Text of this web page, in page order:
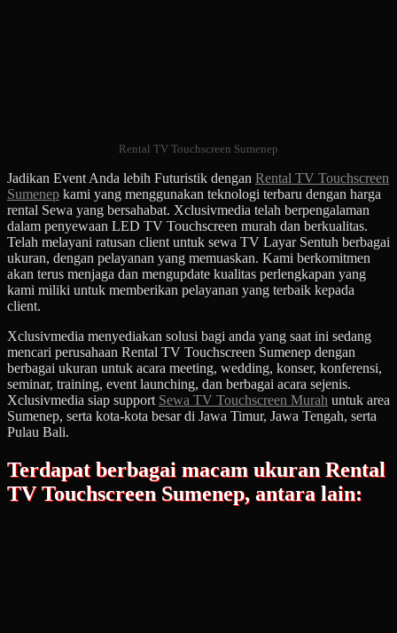
Rental TV Touchscreen Sumenep
Jadikan Event Anda lebih Futuristik dengan Rental TV Touchscreen
Sumenep kami yang menggunakan teknologi terbaru dengan harga
rental Sewa yang bersahabat. Xclusivmedia telah berpengalaman
dalam penyewaan LED TV Touchscreen murah dan berkualitas.
Telah melayani ratusan client untuk sewa TV Layar Sentuh berbagai
ukuran, dengan pelayanan yang memuaskan. Kami berkomitmen
akan terus menjaga dan mengupdate kualitas perlengkapan yang
kami miliki untuk memberikan pelayanan yang terbaik kepada
client.
Xclusivmedia menyediakan solusi bagi anda yang saat ini sedang
mencari perusahaan Rental TV Touchscreen Sumenep dengan
berbagai ukuran untuk acara meeting, wedding, konser, konferensi,
seminar, training, event launching, dan berbagai acara sejenis.
Xclusivmedia siap support Sewa TV Touchscreen Murah untuk area
Sumenep, serta kota-kota besar di Jawa Timur, Jawa Tengah, serta
Pulau Bali.
Terdapat berbagai macam ukuran Rental
TV Touchscreen Sumenep, antara lain: